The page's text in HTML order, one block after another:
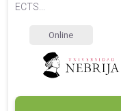
ECTS...
Online